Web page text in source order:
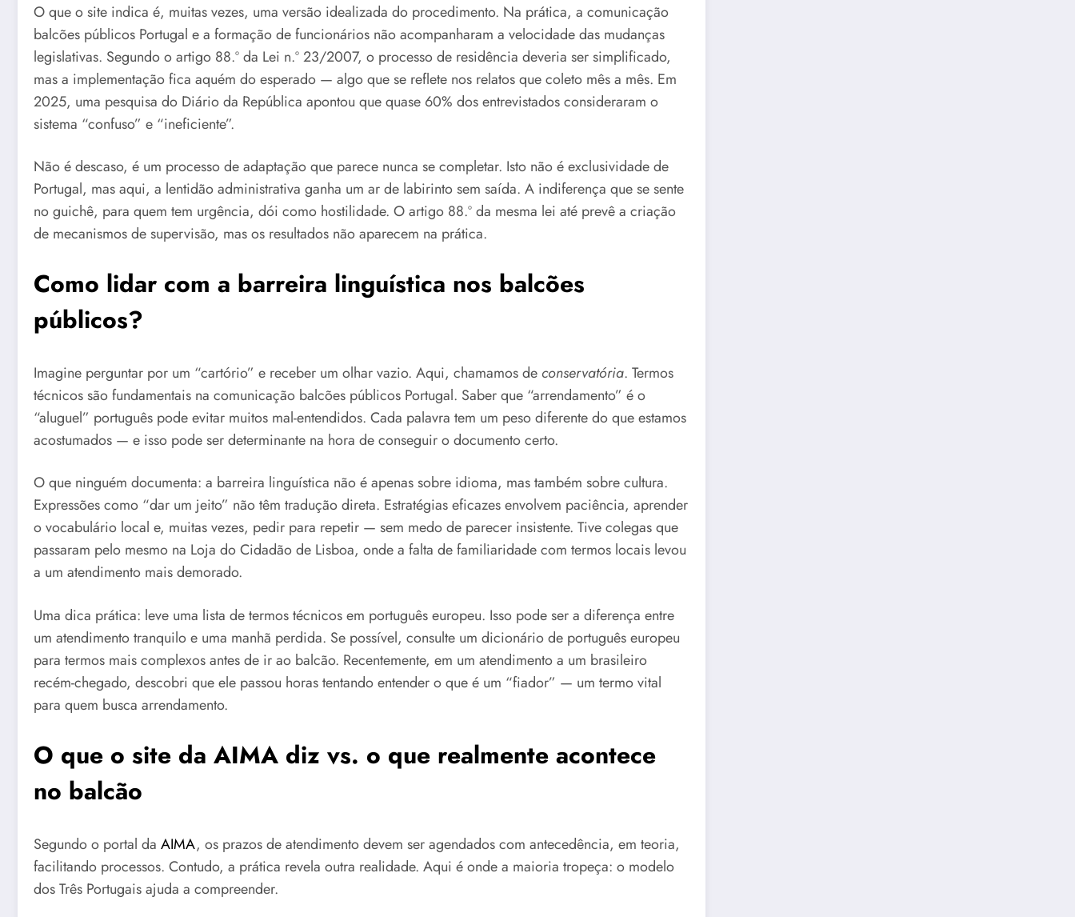
O que o site indica é, muitas vezes, uma versão idealizada do procedimento. Na prática, a comunicação
balcões públicos Portugal e a formação de funcionários não acompanharam a velocidade das mudanças
legislativas. Segundo o artigo 88.º da Lei n.º 23/2007, o processo de residência deveria ser simplificado,
mas a implementação fica aquém do esperado — algo que se reflete nos relatos que coleto mês a mês. Em
2025, uma pesquisa do Diário da República apontou que quase 60% dos entrevistados consideraram o
sistema “confuso” e “ineficiente”.
Não é descaso, é um processo de adaptação que parece nunca se completar. Isto não é exclusividade de
Portugal, mas aqui, a lentidão administrativa ganha um ar de labirinto sem saída. A indiferença que se sente
no guichê, para quem tem urgência, dói como hostilidade. O artigo 88.º da mesma lei até prevê a criação
de mecanismos de supervisão, mas os resultados não aparecem na prática.
Como lidar com a barreira linguística nos balcões
públicos?
Imagine perguntar por um “cartório” e receber um olhar vazio. Aqui, chamamos deconservatória. Termos
técnicos são fundamentais na comunicação balcões públicos Portugal. Saber que “arrendamento” é o
“aluguel” português pode evitar muitos mal-entendidos. Cada palavra tem um peso diferente do que estamos
acostumados — e isso pode ser determinante na hora de conseguir o documento certo.
O que ninguém documenta: a barreira linguística não é apenas sobre idioma, mas também sobre cultura.
Expressões como “dar um jeito” não têm tradução direta. Estratégias eficazes envolvem paciência, aprender
o vocabulário local e, muitas vezes, pedir para repetir — sem medo de parecer insistente. Tive colegas que
passaram pelo mesmo na Loja do Cidadão de Lisboa, onde a falta de familiaridade com termos locais levou
a um atendimento mais demorado.
Uma dica prática: leve uma lista de termos técnicos em português europeu. Isso pode ser a diferença entre
um atendimento tranquilo e uma manhã perdida. Se possível, consulte um dicionário de português europeu
para termos mais complexos antes de ir ao balcão. Recentemente, em um atendimento a um brasileiro
recém-chegado, descobri que ele passou horas tentando entender o que é um “fiador” — um termo vital
para quem busca arrendamento.
O que o site da AIMA diz vs. o que realmente acontece
no balcão
Segundo o portal da AIMA, os prazos de atendimento devem ser agendados com antecedência, em teoria,
facilitando processos. Contudo, a prática revela outra realidade. Aqui é onde a maioria tropeça: o modelo
dos Três Portugais ajuda a compreender.